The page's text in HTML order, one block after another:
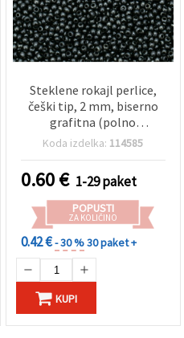
Steklene rokajl perlice,
češki tip, 2 mm, biserno
grafitna (polno
prekrivna), 15 g (~2050
Koda izdelka: 114585
0.60€ 1-29 paket
POPUSTI
ZA KOLIČINO
0.42 €- 30 %30 paket +
KUPI